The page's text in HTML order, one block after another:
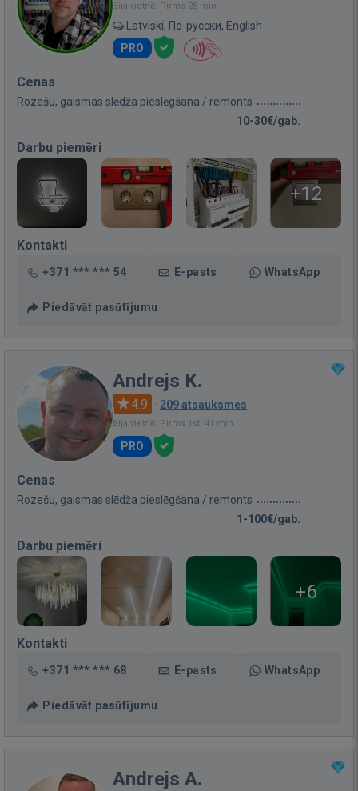
Bija vietnē: Pirms 28 min.
Latviski, По-русски, English
PRO
Cenas
Rozešu, gaismas slēdža pieslēgšana / remonts
10-30€/gab.
Darbu piemēri
+12
Kontakti
+371 *** *** 54 E-pasts WhatsApp
Piedāvāt pasūtījumu
Andrejs K.
4.9 · 209 atsauksmes
Bija vietnē: Pirms 1st. 41 min.
PRO
Cenas
Rozešu, gaismas slēdža pieslēgšana / remonts
1-100€/gab.
Darbu piemēri
+6
Kontakti
+371 *** *** 68 E-pasts WhatsApp
Piedāvāt pasūtījumu
Andrejs A.